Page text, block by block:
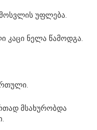
უფლება.
კაცი ნელა წამოდგა.
მსახურობდა